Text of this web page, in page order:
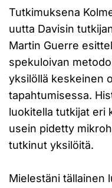
Tutkimuksena
uutta Davisin
Martin Guerre
spekuloivan
yksilöllä keskeinen
tapahtumisessa.
luokitella tutkijat eri
usein pidetty
tutkinut yksilöitä.
Mielestäni tällainen